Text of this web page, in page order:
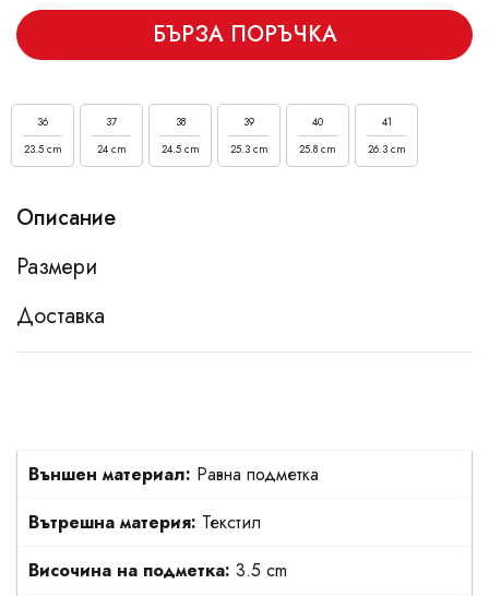
БЪРЗА ПОРЪЧКА
36
23.5 cm
37
24 cm
38
24.5 cm
39
25.3 cm
40
25.8 cm
41
26.3 cm
Описание
Размери
Доставка
Външен материал: Равна подметка
Вътрешна материя: Текстил
Височина на подметка: 3.5 cm